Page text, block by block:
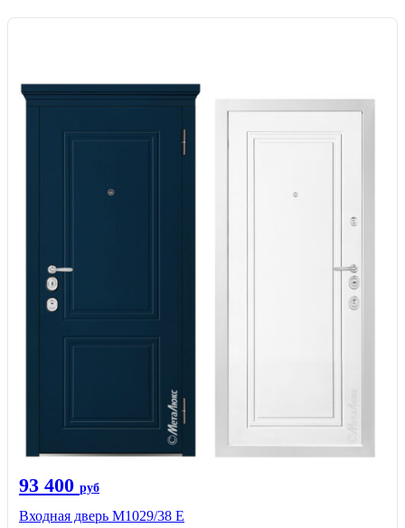
93 400 руб
Входная дверь М1029/38 E